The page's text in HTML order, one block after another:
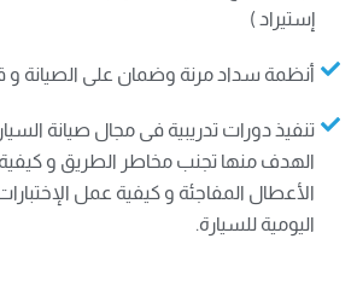
إستيراد )
أنظمة سداد مرنة وضمان على الصيانة و
تنفيذ دورات تدريبية فى مجال صيانة
الهدف منها تجنب مخاطر الطريق و
الأعطال المفاجئة و كيفية عمل
اليومية للسيارة.